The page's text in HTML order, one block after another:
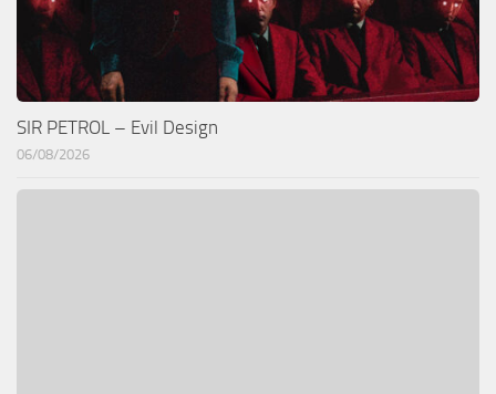
SIR PETROL – Evil Design
06/08/2026